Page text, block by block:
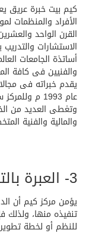
كيم بيت خبرة عريق
الأفراد والمنظمات
القرن الواحد
أساتذة الجامعات
والفنيين فى كافة
يقدم خبراته فى
عام 1993 م
وتغطى العديد من
والمالية والفنية
3- العبرة بالتطبيق والنتائج
يؤمن مركز كيم أن
تنفيذه منها،
للنظم أو لخطة تطوير